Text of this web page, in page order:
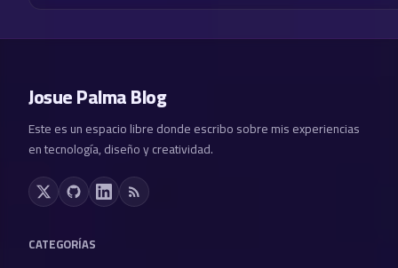
Josue Palma Blog
Este es un espacio libre donde escribo sobre mis experiencias
en tecnología, diseño y creatividad.
CATEGORÍAS